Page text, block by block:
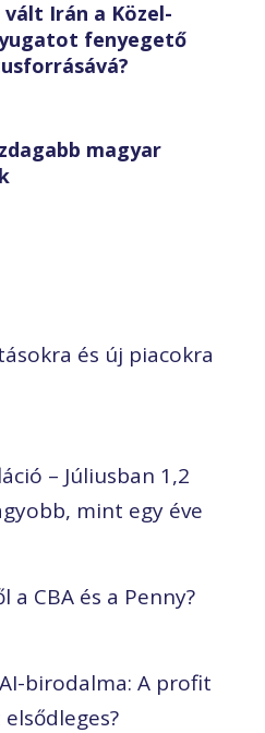
vált Irán a Közel-
fenyegető
magyar
és új piacokra
– Júliusban 1,2
mint egy éve
a CBA és a Penny?
birodalma: A profit